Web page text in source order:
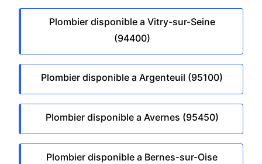
Plombier disponible a Vitry-sur-Seine
(94400)
Plombier disponible a Argenteuil (95100)
Plombier disponible a Avernes (95450)
Plombier disponible a Bernes-sur-Oise